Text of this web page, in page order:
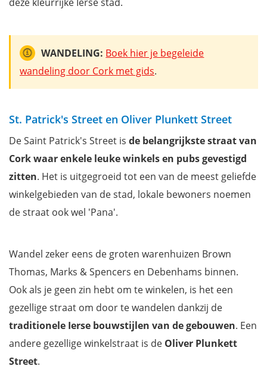
WANDELING: Boek hier je begeleide
wandeling door Cork met gids.
St. Patrick's Street en Oliver Plunkett Street
De Saint Patrick's Street is de belangrijkste straat van
Cork waar enkele leuke winkels en pubs gevestigd
zitten. Het is uitgegroeid tot een van de meest geliefde
winkelgebieden van de stad, lokale bewoners noemen
de straat ook wel 'Pana'.
Wandel zeker eens de groten warenhuizen Brown
Thomas, Marks & Spencers en Debenhams binnen.
Ook als je geen zin hebt om te winkelen, is het een
gezellige straat om door te wandelen dankzij de
traditionele Ierse bouwstijlen van de gebouwen. Een
andere gezellige winkelstraat is de Oliver Plunkett
Street.